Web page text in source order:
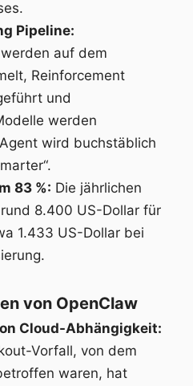
Pipeline:
auf dem
Reinforcement
und
werden
wird buchstäblich
83 %: Die jährlichen
8.400 US-Dollar für
1.433 US-Dollar bei
von OpenClaw
Cloud-Abhängigkeit:
Vorfall, von dem
waren, hat